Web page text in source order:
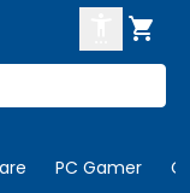

PC Gamer